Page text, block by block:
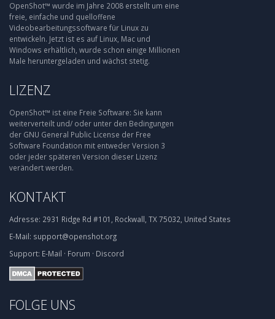
OpenShot™ wurde im Jahre 2008 erstellt um eine
freie, einfache und quelloffene
Videobearbeitungssoftware für Linux zu
entwickeln. Jetzt ist es auf Linux, Mac und
Windows erhältlich, wurde schon einige Millionen
Male heruntergeladen und wächst stetig.
LIZENZ
OpenShot™ ist eine Freie Software: Sie kann
weiterverteilt und/ oder unter den Bedingungen
der GNU General Public License der Free
Software Foundation mit entweder Version 3
oder jeder späteren Version dieser Lizenz
verändert werden.
KONTAKT
Adresse: 2931 Ridge Rd #101, Rockwall, TX 75032, United States
E-Mail: support@openshot.org
Support: E-Mail · Forum · Discord
FOLGE UNS